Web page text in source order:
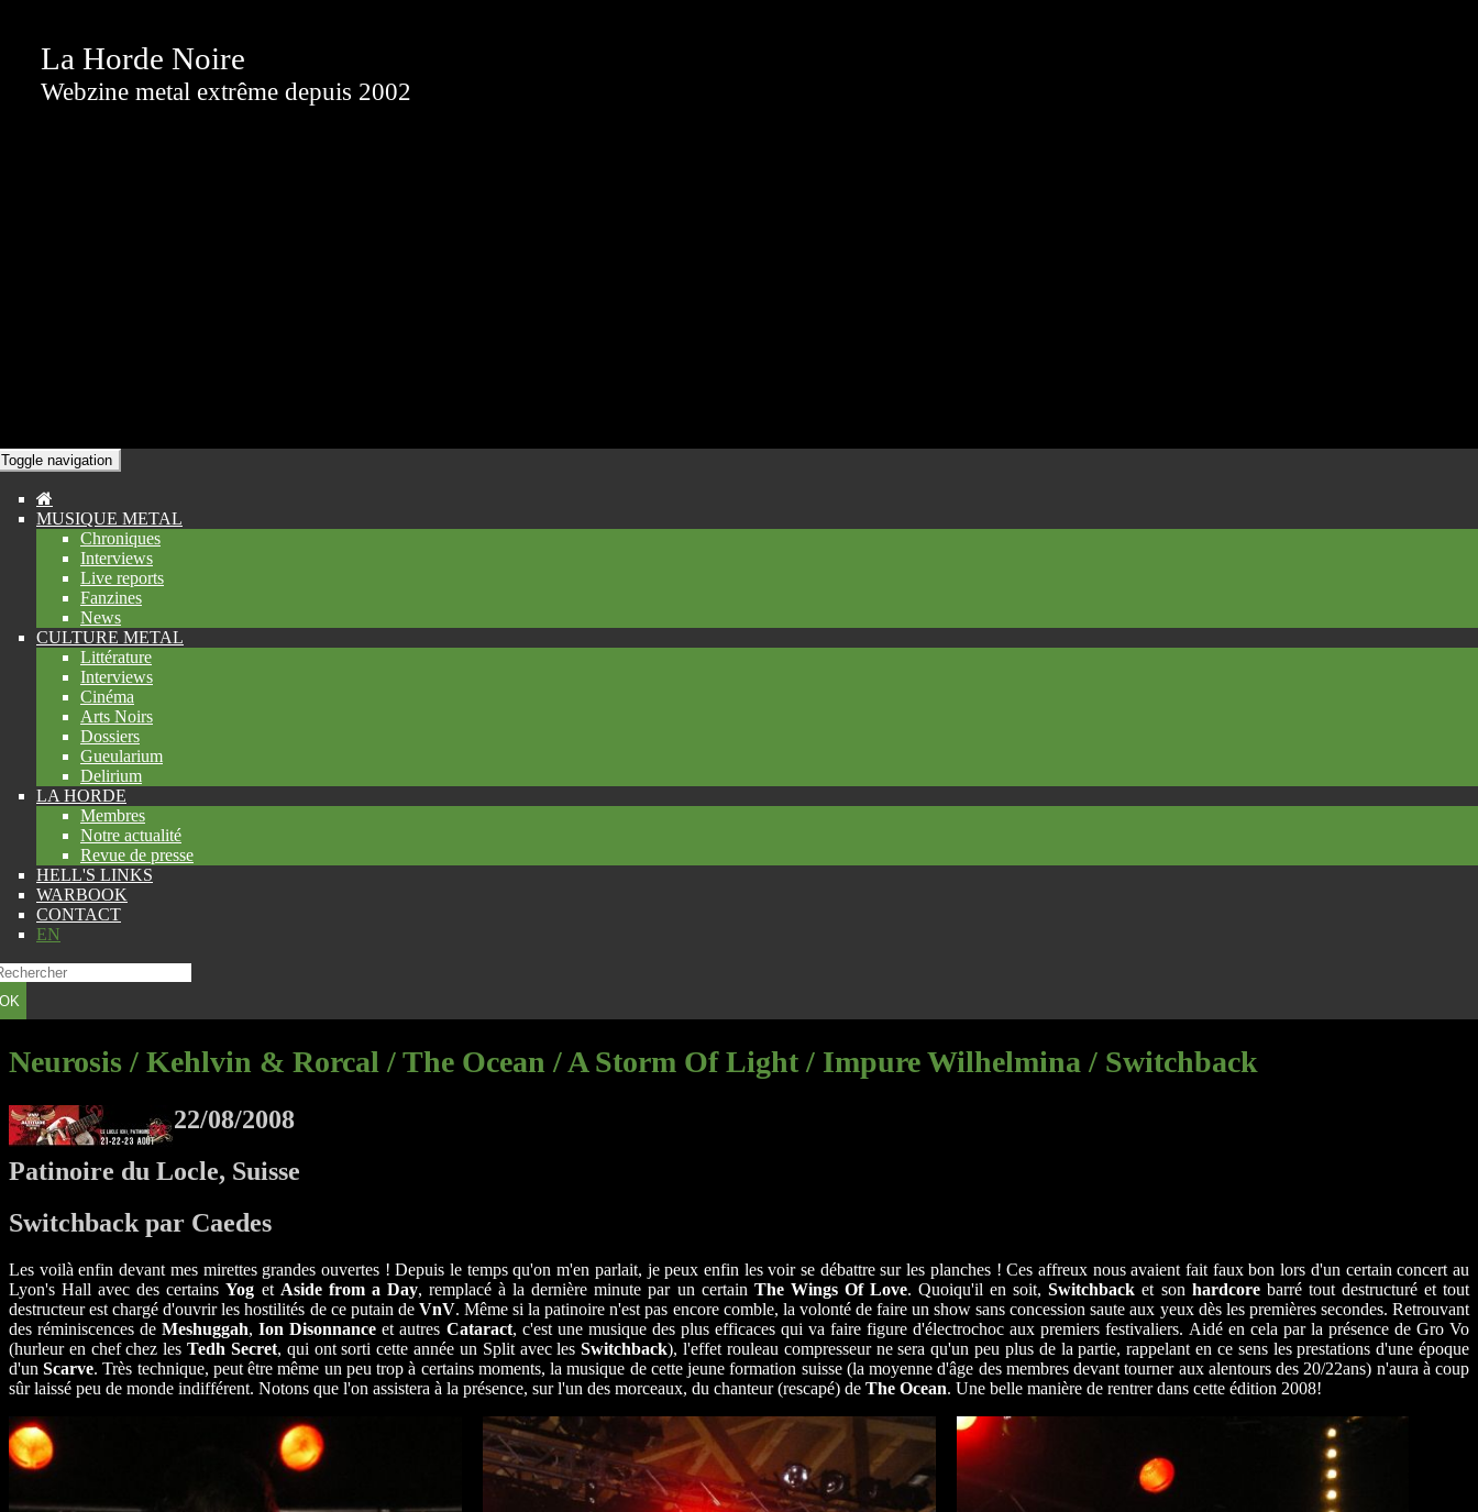
La Horde Noire
Webzine metal extrême depuis 2002
Toggle navigation
MUSIQUE METAL
Chroniques
Interviews
Live reports
Fanzines
News
CULTURE METAL
Littérature
Interviews
Cinéma
Arts Noirs
Dossiers
Gueularium
Delirium
LA HORDE
Membres
Notre actualité
Revue de presse
HELL'S LINKS
WARBOOK
CONTACT
EN
OK
Neurosis / Kehlvin & Rorcal / The Ocean / A Storm Of Light / Impure Wilhelmina / Switchback
22/08/2008
Patinoire du Locle, Suisse
Switchback par Caedes
Les voilà enfin devant mes mirettes grandes ouvertes ! Depuis le temps qu'on m'en parlait, je peux enfin les voir se débattre sur les planches ! Ces affreux nous avaient fait faux bon lors d'un certain concert au
Lyon's Hall avec des certainsYog et Aside from a Day, remplacé à la dernière minute par un certain The Wings Of Love. Quoiqu'il en soit,Switchback et son hardcorebarré tout destructuré et tout
destructeur est chargé d'ouvrir les hostilités de ce putain de VnV. Même si la patinoire n'est pas encore comble, la volonté de faire un show sans concession saute aux yeux dès les premières secondes. Retrouvant
des réminiscences deMeshuggah,Ion Disonnance et autres Cataract, c'est une musique des plus efficaces qui va faire figure d'électrochoc aux premiers festivaliers. Aidé en cela par la présence de Gro Vo
(hurleur en chef chez lesTedh Secret, qui ont sorti cette année un Split avec lesSwitchback), l'effet rouleau compresseur ne sera qu'un peu plus de la partie, rappelant en ce sens les prestations d'une époque
d'unScarve. Très technique, peut être même un peu trop à certains moments, la musique de cette jeune formation suisse (la moyenne d'âge des membres devant tourner aux alentours des 20/22ans) n'aura à coup
sûr laissé peu de monde indifférent. Notons que l'on assistera à la présence, sur l'un des morceaux, du chanteur (rescapé) de The Ocean. Une belle manière de rentrer dans cette édition 2008!